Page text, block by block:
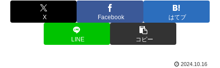
X Facebook はてブ
LINE コピー
2024.10.16